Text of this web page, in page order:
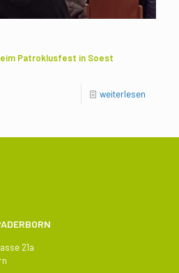
Patroklusfest in Soest
weiterlesen
21a